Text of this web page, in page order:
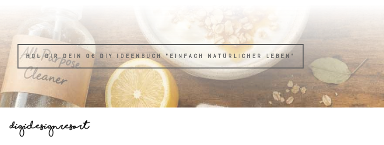
HOL DIR DEIN 0€ DIY IDEENBUCH "EINFACH NATÜRLICHER LEBEN"